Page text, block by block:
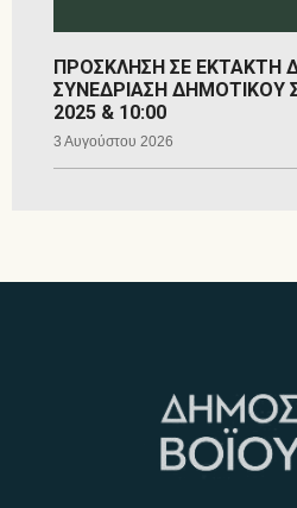
ΠΡΟΣΚΛΗΣΗ ΣΕ ΕΚΤΑΚΤΗ
ΣΥΝΕΔΡΙΑΣΗ ΔΗΜΟΤΙΚΟΥ
2025 & 10:00
3 Αυγούστου 2026